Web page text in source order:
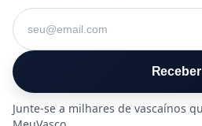
Seu e-mail
Receber